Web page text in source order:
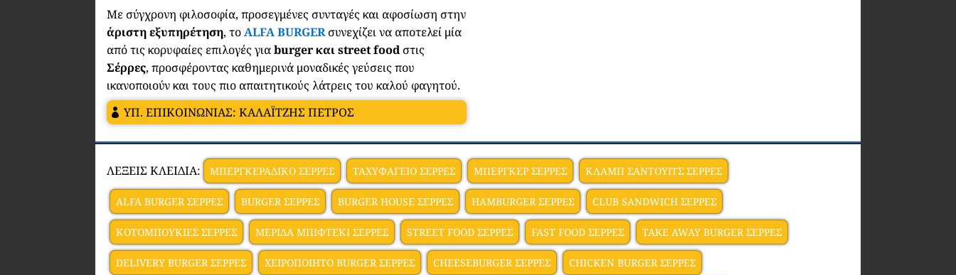
Με σύγχρονη φιλοσοφία, προσεγμένες συνταγές και αφοσίωση στην
άριστη εξυπηρέτηση, τοALFA BURGERσυνεχίζει να αποτελεί μία
από τις κορυφαίες επιλογές γιαburger και street foodστις
Σέρρες, προσφέροντας καθημερινά μοναδικές γεύσεις που
ικανοποιούν και τους πιο απαιτητικούς λάτρεις του καλού φαγητού.
ΥΠ. ΕΠΙΚΟΙΝΩΝΙΑΣ: ΚΑΛΑΪΤΖΗΣ ΠΕΤΡΟΣ
ΛΕΞΕΙΣ ΚΛΕΙΔΙΑ: ΜΠΕΡΓΚΕΡΑΔΙΚΟ ΣΕΡΡΕΣ ΤΑΧΥΦΑΓΕΙΟ ΣΕΡΡΕΣ ΜΠΕΡΓΚΕΡ ΣΕΡΡΕΣ ΚΛΑΜΠ ΣΑΝΤΟΥΙΤΣ ΣΕΡΡΕΣ
ALFA BURGER ΣΕΡΡΕΣ BURGER ΣΕΡΡΕΣ BURGER HOUSE ΣΕΡΡΕΣ HAMBURGER ΣΕΡΡΕΣ CLUB SANDWICH ΣΕΡΡΕΣ
ΚΟΤΟΜΠΟΥΚΙΕΣ ΣΕΡΡΕΣ ΜΕΡΙΔΑ ΜΠΙΦΤΕΚΙ ΣΕΡΡΕΣ STREET FOOD ΣΕΡΡΕΣ FAST FOOD ΣΕΡΡΕΣ TAKE AWAY BURGER ΣΕΡΡΕΣ
DELIVERY BURGER ΣΕΡΡΕΣ ΧΕΙΡΟΠΟΙΗΤΟ BURGER ΣΕΡΡΕΣ CHEESEBURGER ΣΕΡΡΕΣ CHICKEN BURGER ΣΕΡΡΕΣ